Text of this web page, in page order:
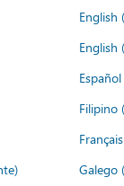
English
English
Filipino
Galego